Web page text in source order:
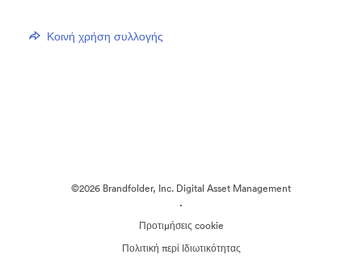
Κοινή χρήση συλλογής
©2026 Brandfolder, Inc. Digital Asset Management
·
Προτιμήσεις cookie
Πολιτική περί Ιδιωτικότητας